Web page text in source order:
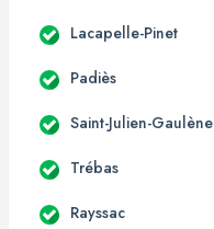
Lacapelle-Pinet
Padiès
Saint-Julien-Gaulène
Trébas
Rayssac